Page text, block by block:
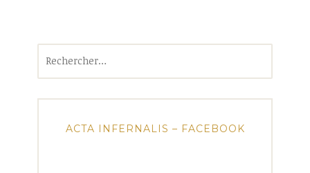
ACTA INFERNALIS – FACEBOOK